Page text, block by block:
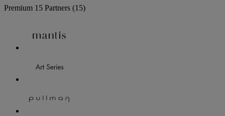
Premium 15 Partners (15)